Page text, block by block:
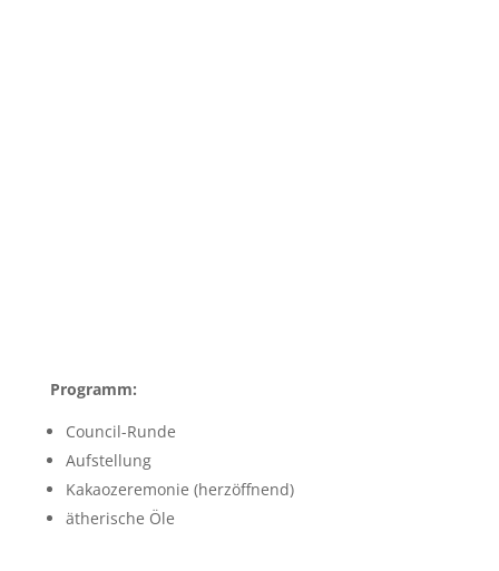
Programm:
Council-Runde
Aufstellung
Kakaozeremonie (herzöffnend)
ätherische Öle